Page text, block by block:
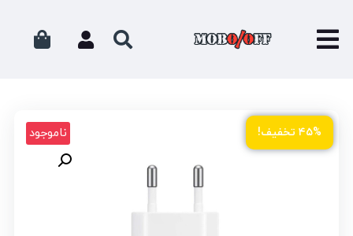
۴۵% تخفیف! ناموجود